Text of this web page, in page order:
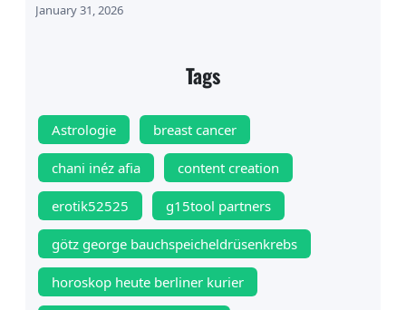
January 31, 2026
Tags
Astrologie breast cancer
chani inéz afia content creation
erotik52525 g15tool partners
götz george bauchspeicheldrüsenkrebs
horoskop heute berliner kurier